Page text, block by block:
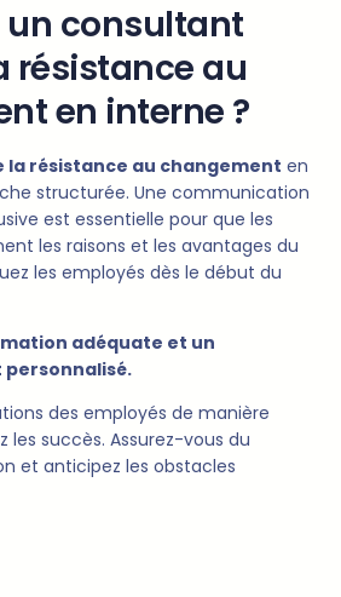
consultant
résistance au
en interne ?
la résistance au changement en
structurée. Une communication
est essentielle pour que les
les raisons et les avantages du
les employés dès le début du
adéquate et un
des employés de manière
succès. Assurez-vous du
et anticipez les obstacles